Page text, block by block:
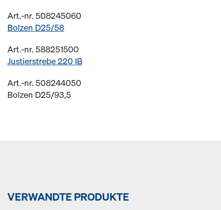
Art.-nr. 508245060
Bolzen D25/58
Art.-nr. 588251500
Justierstrebe 220 IB
Art.-nr. 508244050
Bolzen D25/93,5
VERWANDTE PRODUKTE